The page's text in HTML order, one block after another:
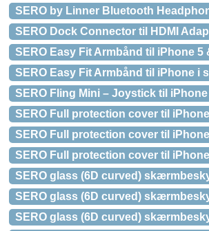
SERO by Linner Bluetooth
SERO Dock Connector til HDMI
SERO Easy Fit Armbånd til iPhone 5
SERO Easy Fit Armbånd til iPhone i
SERO Fling Mini – Joystick til
SERO Full protection cover til
SERO Full protection cover til
SERO Full protection cover til
SERO glass (6D curved)
SERO glass (6D curved)
SERO glass (6D curved)